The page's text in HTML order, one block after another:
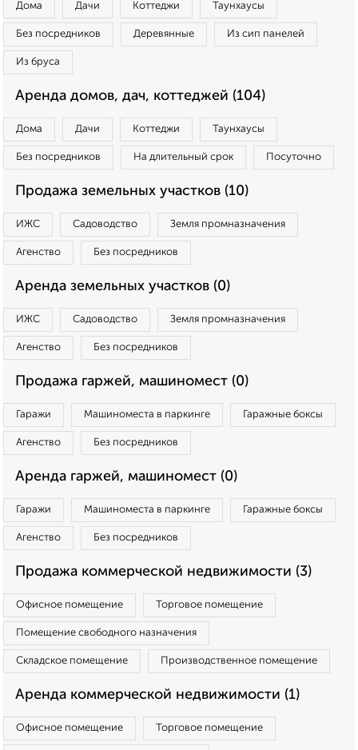
Дома Дачи Коттеджи Таунхаусы
Без посредников Деревянные Из сип панелей
Из бруса
Аренда домов, дач, коттеджей (104)
Дома Дачи Коттеджи Таунхаусы
Без посредников На длительный срок Посуточно
Продажа земельных участков (10)
ИЖС Садоводство Земля промназначения
Агенство Без посредников
Аренда земельных участков (0)
ИЖС Садоводство Земля промназначения
Агенство Без посредников
Продажа гаржей, машиномест (0)
Гаражи Машиноместа в паркинге Гаражные боксы
Агенство Без посредников
Аренда гаржей, машиномест (0)
Гаражи Машиноместа в паркинге Гаражные боксы
Агенство Без посредников
Продажа коммерческой недвижимости (3)
Офисное помещение Торговое помещение
Помещение свободного назначения
Складское помещение Производственное помещение
Аренда коммерческой недвижимости (1)
Офисное помещение Торговое помещение